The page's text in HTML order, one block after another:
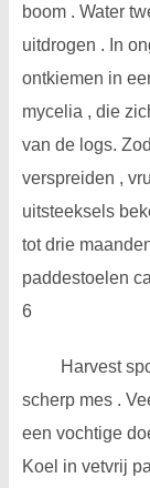
boom . Water
uitdrogen . In
ontkiemen in
mycelia , die
van de logs.
verspreiden ,
uitsteeksels
tot drie
paddestoelen
6
Harvest
scherp mes .
een vochtige
Koel in vetvrij